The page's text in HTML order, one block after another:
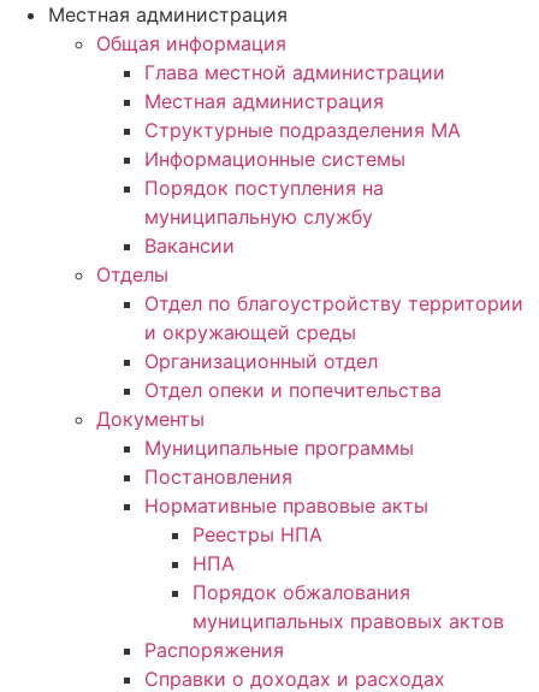
Местная администрация
Общая информация
Глава местной администрации
Местная администрация
Структурные подразделения МА
Информационные системы
Порядок поступления на
муниципальную службу
Вакансии
Отделы
Отдел по благоустройству территории
и окружающей среды
Организационный отдел
Отдел опеки и попечительства
Документы
Муниципальные программы
Постановления
Нормативные правовые акты
Реестры НПА
НПА
Порядок обжалования
муниципальных правовых актов
Распоряжения
Справки о доходах и расходах